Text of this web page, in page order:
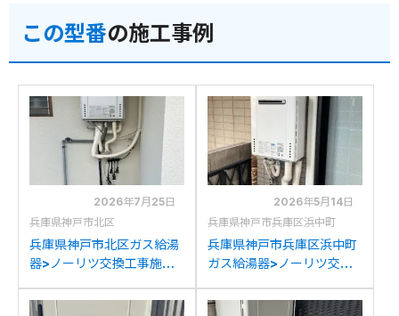
この型番の施工事例
2026年7月25日
兵庫県神戸市北区
兵庫県神戸市北区ガス給湯
器>ノーリツ交換工事施工
C040&GT-2450SWXか
2026年5月14日
兵庫県神戸市兵庫区浜中町
兵庫県神戸市兵庫区浜中町
ガス給湯器>ノーリツ交換
GT-2450SAWXからノー